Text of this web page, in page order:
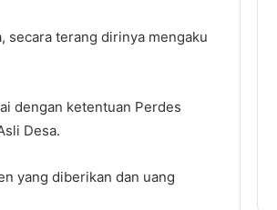
secara terang dirinya mengaku
dengan ketentuan Perdes
Desa.
yang diberikan dan uang